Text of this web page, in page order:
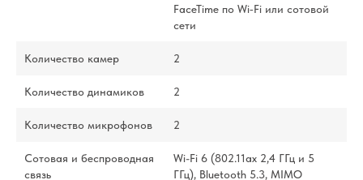
FaceTime по Wi‑Fi или сотовой
сети
Количество камер 2
Количество динамиков 2
Количество микрофонов 2
Сотовая и беспроводная
связь
Wi-Fi 6 (802.11ax 2,4 ГГц и 5
ГГц), Bluetooth 5.3, MIMO